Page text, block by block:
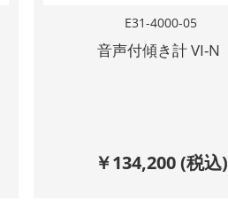
E31-4000-05
音声付傾き計 VI-N
￥134,200(税込)